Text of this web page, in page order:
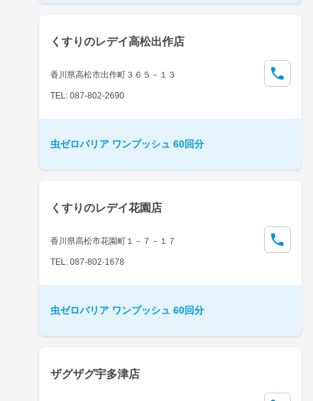
くすりのレデイ高松出作店
香川県高松市出作町３６５－１３
TEL: 087-802-2690
虫ゼロバリア ワンプッシュ 60回分
くすりのレデイ花園店
香川県高松市花園町１－７－１７
TEL: 087-802-1678
虫ゼロバリア ワンプッシュ 60回分
ザグザグ宇多津店